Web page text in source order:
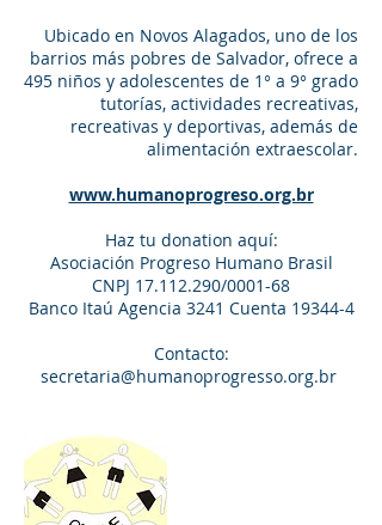
Ubicado en Novos Alagados, uno de los
barrios más pobres de Salvador, ofrece a
495 niños y adolescentes de 1° a 9° grado
tutorías, actividades recreativas,
recreativas y deportivas, además de
alimentación extraescolar.
www.humanoprogreso.org.br
Haz tu donation aquí:
Asociación Progreso Humano Brasil
CNPJ 17.112.290/0001-68
Banco Itaú Agencia 3241 Cuenta 19344-4
Contacto:
secretaria@humanoprogresso.org.br